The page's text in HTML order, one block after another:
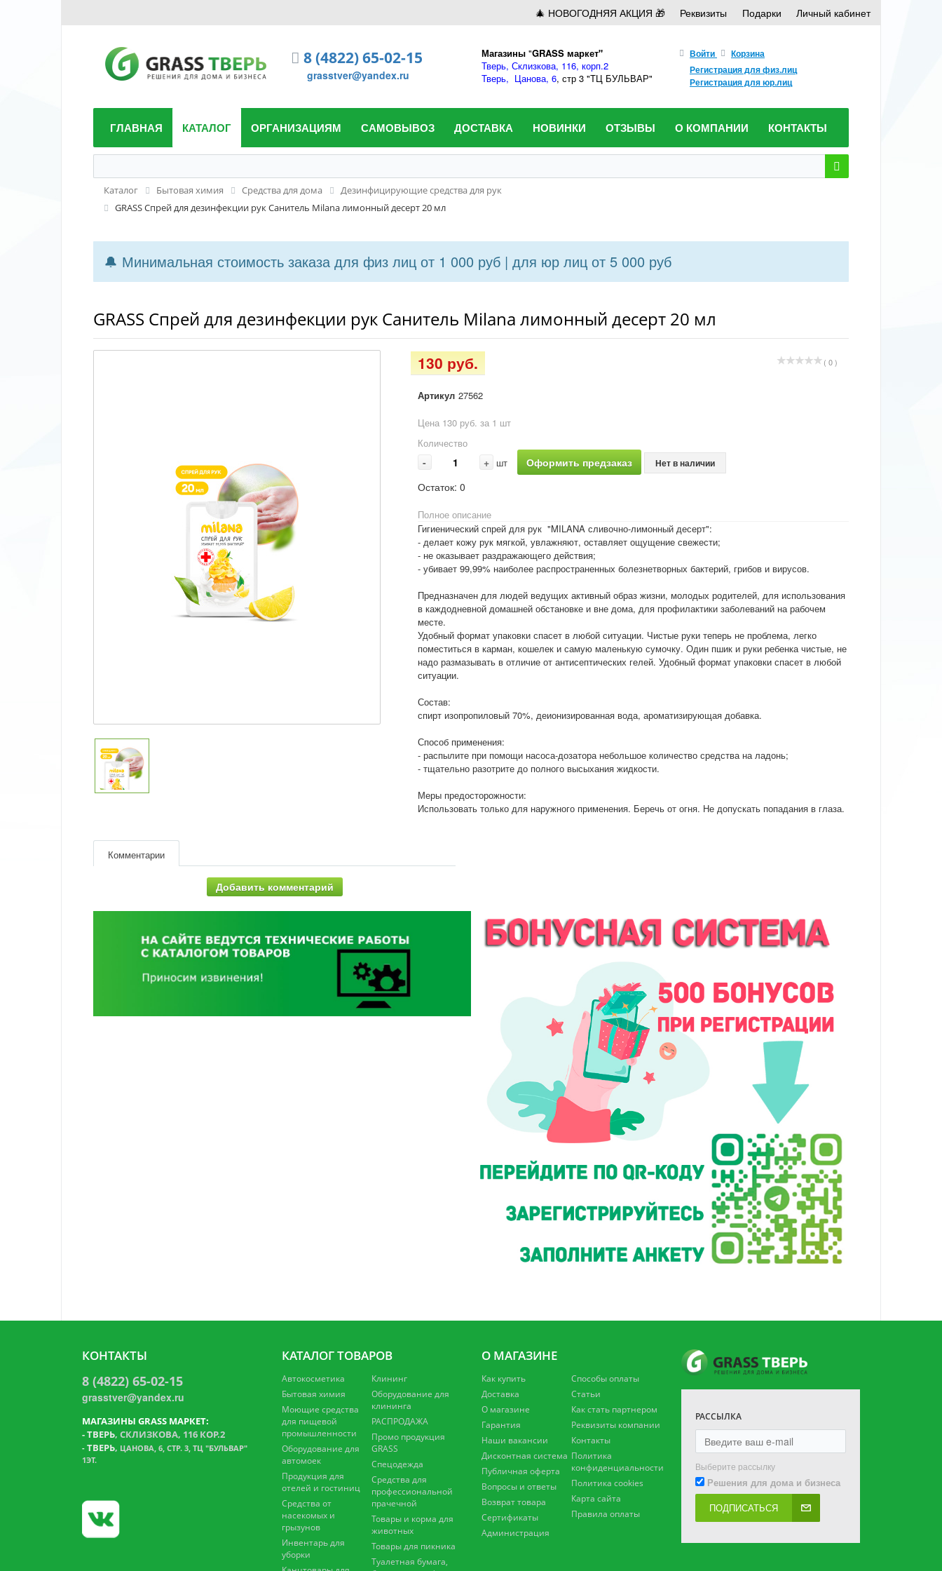
🎄 НОВОГОДНЯЯ АКЦИЯ 🎁 Реквизиты Подарки Личный кабинет
8 (4822) 65-02-15
grasstver@yandex.ru
Магазины "GRASS маркет"
Тверь, Склизкова, 116, корп.2
Тверь, Цанова, 6, стр 3 "ТЦ БУЛЬВАР"
Войти
Корзина
Регистрация для физ.лиц
Регистрация для юр.лиц
ГЛАВНАЯ КАТАЛОГ ОРГАНИЗАЦИЯМ САМОВЫВОЗ ДОСТАВКА НОВИНКИ ОТЗЫВЫ О КОМПАНИИ КОНТАКТЫ
Каталог Бытовая химия Средства для дома
Дезинфицирующие средства для рук
GRASS Спрей для дезинфекции рук Санитель Milana лимонный десерт 20 мл
🔔 Минимальная стоимость заказа для физ лиц от 1 000 руб | для юр лиц от 5 000 руб
GRASS Спрей для дезинфекции рук Санитель Milana лимонный десерт 20 мл
( 0 )
130 руб.
Артикул 27562
Цена 130 руб. за 1 шт
Количество
- + шт Оформить предзаказ Нет в наличии
Остаток: 0
Полное описание
Гигиенический спрей для рук "MILANA сливочно-лимонный десерт":
- делает кожу рук мягкой, увлажняют, оставляет ощущение свежести;
- не оказывает раздражающего действия;
- убивает 99,99% наиболее распространенных болезнетворных бактерий, грибов и вирусов.
Предназначен для людей ведущих активный образ жизни, молодых родителей, для использования
в каждодневной домашней обстановке и вне дома, для профилактики заболеваний на рабочем
месте.
Удобный формат упаковки спасет в любой ситуации. Чистые руки теперь не проблема, легко
поместиться в карман, кошелек и самую маленькую сумочку. Один пшик и руки ребенка чистые, не
надо размазывать в отличие от антисептических гелей. Удобный формат упаковки спасет в любой
ситуации.
Состав:
спирт изопропиловый 70%, деионизированная вода, ароматизирующая добавка.
Способ применения:
- распылите при помощи насоса-дозатора небольшое количество средства на ладонь;
- тщательно разотрите до полного высыхания жидкости.
Меры предосторожности:
Использовать только для наружного применения. Беречь от огня. Не допускать попадания в глаза.
Комментарии
Добавить комментарий
КОНТАКТЫ
8 (4822) 65-02-15
grasstver@yandex.ru
МАГАЗИНЫ GRASS МАРКЕТ:
-ТВЕРЬ, СКЛИЗКОВА, 116 КОР.2
- ТВЕРЬ, ЦАНОВА, 6, СТР. 3, ТЦ "БУЛЬВАР"
1ЭТ.
КАТАЛОГ ТОВАРОВ
Автокосметика
Бытовая химия
Моющие средства
для пищевой
промышленности
Оборудование для
автомоек
Продукция для
отелей и гостиниц
Средства от
насекомых и
грызунов
Инвентарь для
уборки
Клининг
Оборудование для
клининга
РАСПРОДАЖА
Промо продукция
GRASS
Спецодежда
Средства для
профессиональной
прачечной
Товары и корма для
животных
Товары для пикника
Туалетная бумага,
О МАГАЗИНЕ
Как купить
Доставка
О магазине
Гарантия
Наши вакансии
Дисконтная система
Публичная оферта
Вопросы и ответы
Возврат товара
Сертификаты
Администрация
Способы оплаты
Статьи
Как стать партнером
Реквизиты компании
Контакты
Политика
конфиденциальности
Политика cookies
Карта сайта
Правила оплаты
РАССЫЛКА
Выберите рассылку
Решения для дома и бизнеса
ПОДПИСАТЬСЯ